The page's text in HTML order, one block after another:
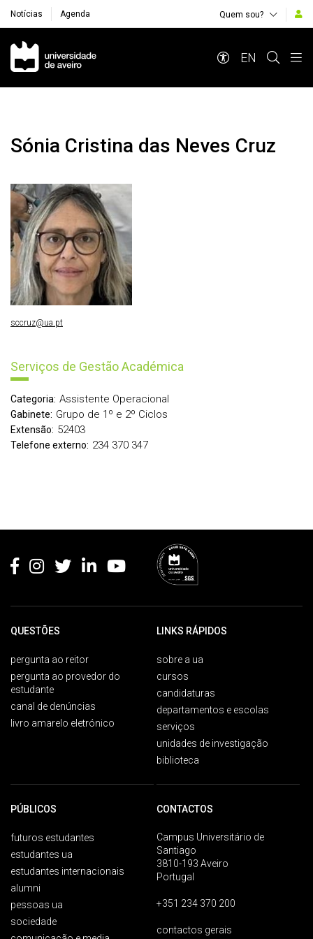
Notícias Agenda Quem sou?
Navegação Principal
EN
Sónia Cristina das Neves Cruz
Serviços de Gestão Académica
Categoria: Assistente Operacional
Gabinete: Grupo de 1º e 2º Ciclos
Extensão: 52403
Telefone externo: 234 370 347
sccruz@ua.pt
QUESTÕES
pergunta ao reitor
pergunta ao provedor do
estudante
canal de denúncias
livro amarelo eletrónico
LINKS RÁPIDOS
sobre a ua
cursos
candidaturas
departamentos e escolas
serviços
unidades de investigação
biblioteca
PÚBLICOS
futuros estudantes
estudantes ua
estudantes internacionais
alumni
pessoas ua
sociedade
CONTACTOS
Campus Universitário de
Santiago
3810-193 Aveiro
Portugal
+351 234 370 200
contactos gerais